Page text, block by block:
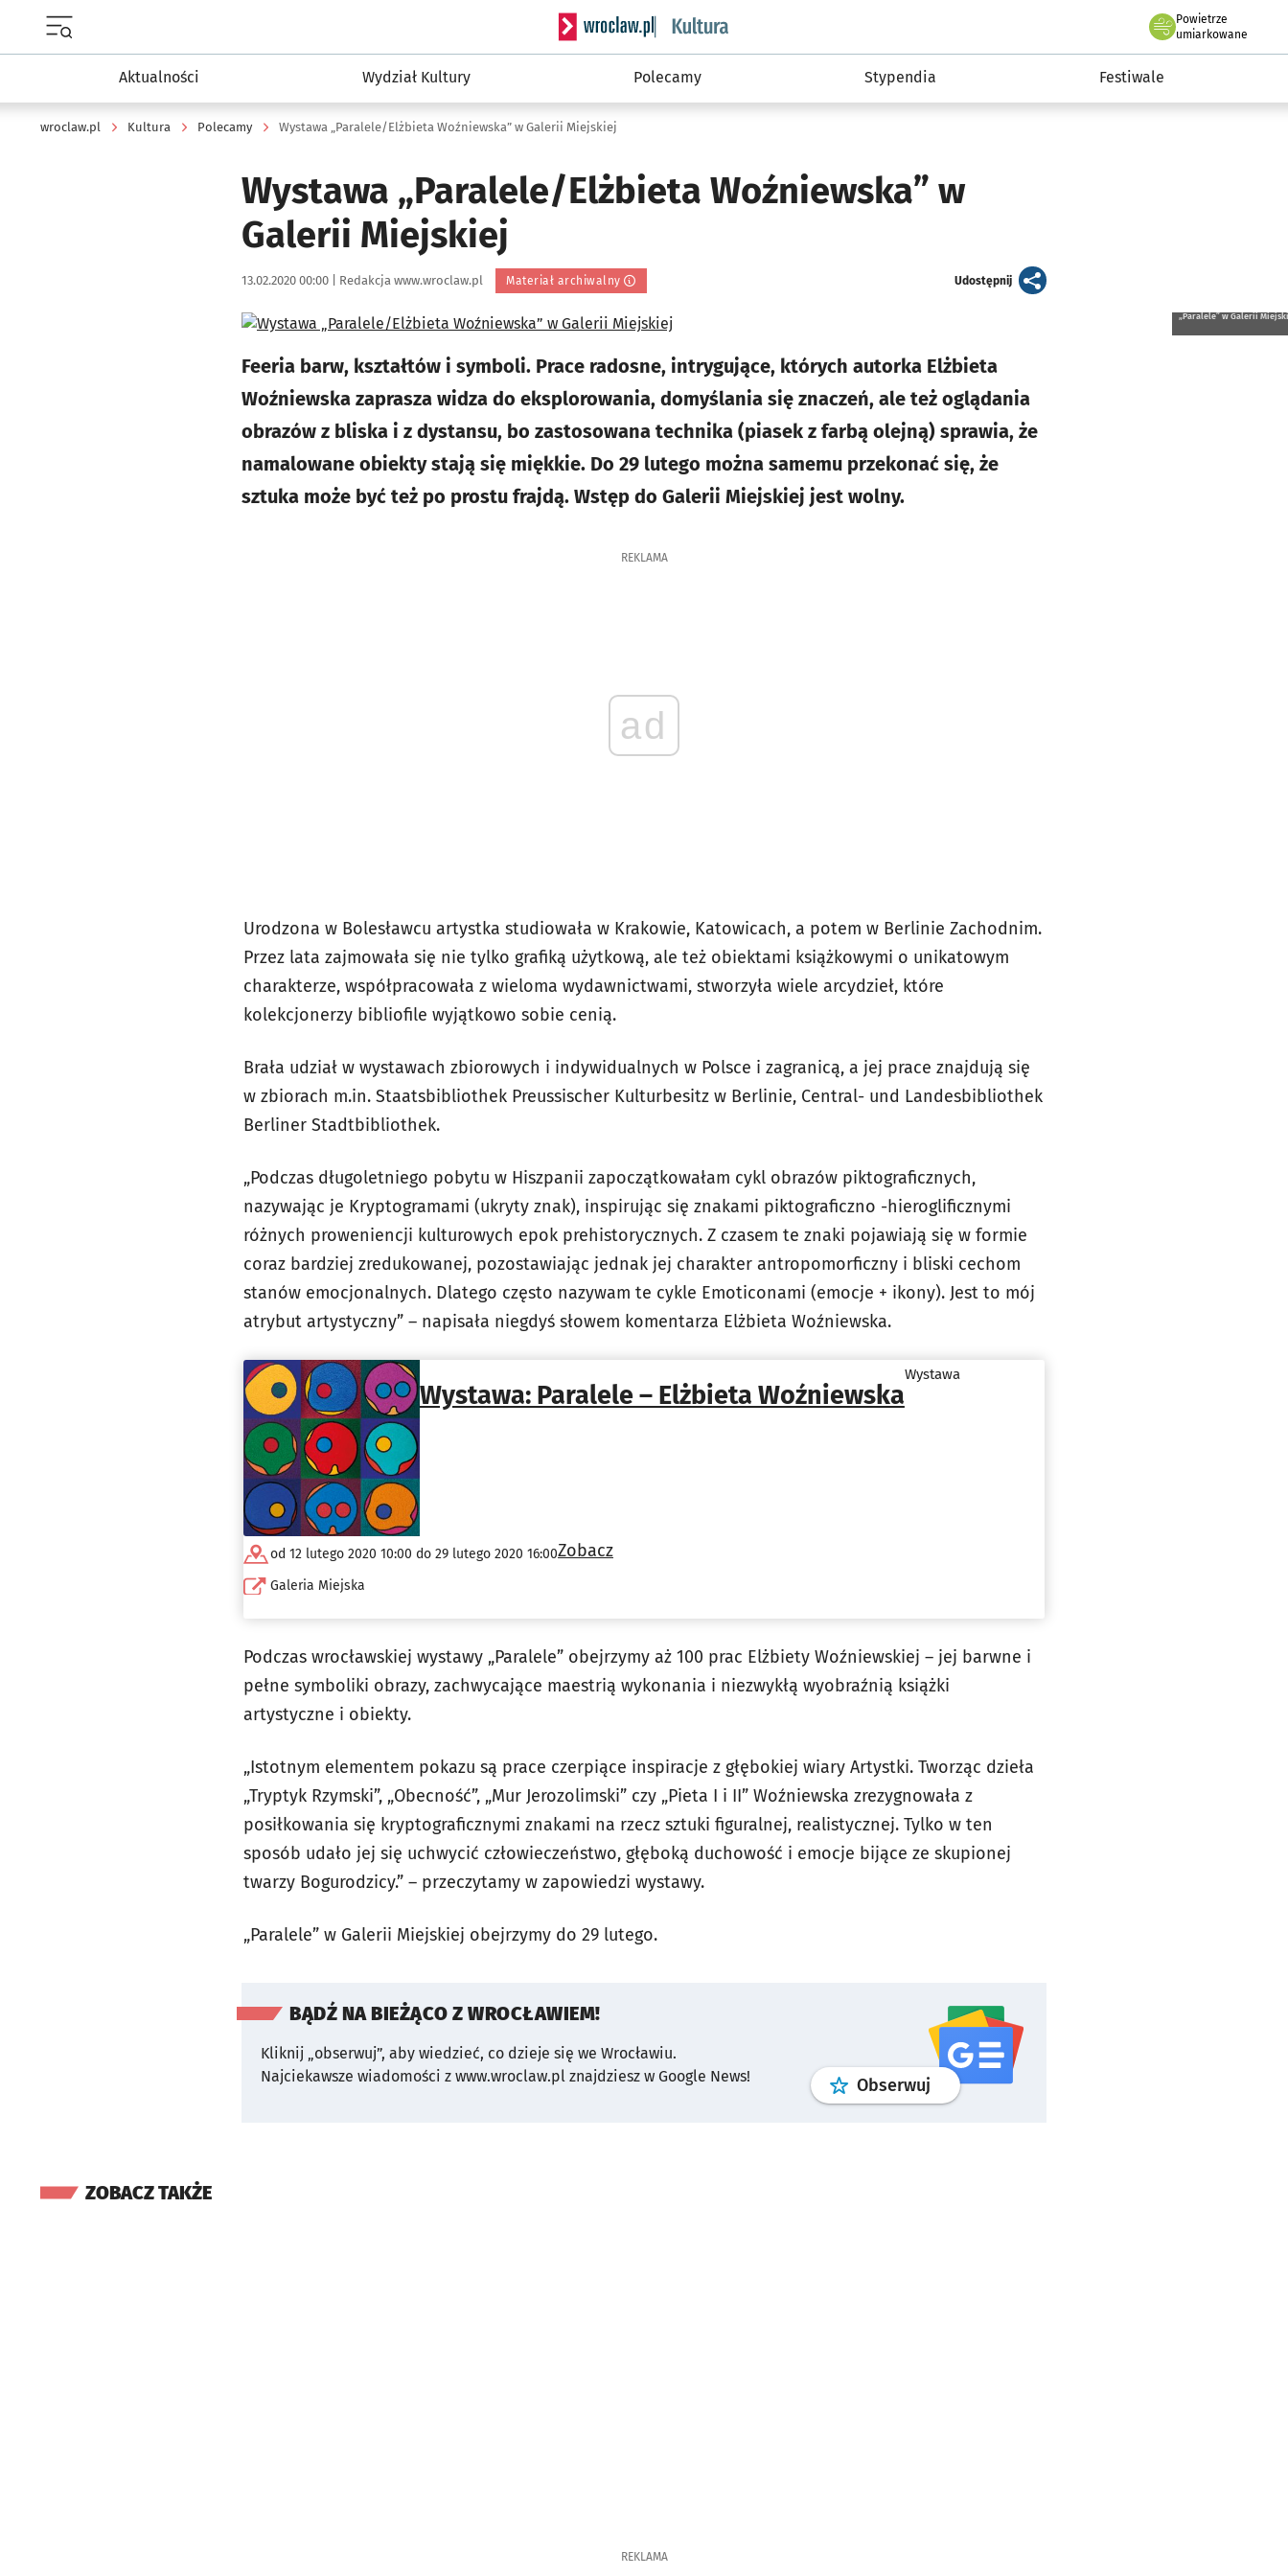
Serwis informacyjny wroclaw.pl podserwis: Kultura
Powietrze
we Wrocławiu
umiarkowane
Aktualności Wydział Kultury Polecamy Stypendia Festiwale
wroclaw.pl Kultura Polecamy Wystawa „Paralele/Elżbieta Woźniewska” w Galerii Miejskiej
Wystawa „Paralele/Elżbieta Woźniewska” w
Galerii Miejskiej
Data publikacji:
13.02.2020 00:00 | Autor:
Redakcja www.wroclaw.pl Materiał archiwalny Udostępnijartykuł
Kliknij, aby powiększyć „Paralele” w Galerii
Feeria barw, kształtów i symboli. Prace radosne, intrygujące, których autorka Elżbieta
Woźniewska zaprasza widza do eksplorowania, domyślania się znaczeń, ale też oglądania
obrazów z bliska i z dystansu, bo zastosowana technika (piasek z farbą olejną) sprawia, że
namalowane obiekty stają się miękkie. Do 29 lutego można samemu przekonać się, że
sztuka może być też po prostu frajdą. Wstęp do Galerii Miejskiej jest wolny.
REKLAMA
ad
Urodzona w Bolesławcu artystka studiowała w Krakowie, Katowicach, a potem w Berlinie Zachodnim.
Przez lata zajmowała się nie tylko grafiką użytkową, ale też obiektami książkowymi o unikatowym
charakterze, współpracowała z wieloma wydawnictwami, stworzyła wiele arcydzieł, które
kolekcjonerzy bibliofile wyjątkowo sobie cenią.
Brała udział w wystawach zbiorowych i indywidualnych w Polsce i zagranicą, a jej prace znajdują się
w zbiorach m.in. Staatsbibliothek Preussischer Kulturbesitz w Berlinie, Central- und Landesbibliothek
Berliner Stadtbibliothek.
„Podczas długoletniego pobytu w Hiszpanii zapoczątkowałam cykl obrazów piktograficznych,
nazywając je Kryptogramami (ukryty znak), inspirując się znakami piktograficzno -hieroglificznymi
różnych proweniencji kulturowych epok prehistorycznych. Z czasem te znaki pojawiają się w formie
coraz bardziej zredukowanej, pozostawiając jednak jej charakter antropomorficzny i bliski cechom
stanów emocjonalnych. Dlatego często nazywam te cykle Emoticonami (emocje + ikony). Jest to mój
atrybut artystyczny” – napisała niegdyś słowem komentarza Elżbieta Woźniewska.
Wystawa: Paralele – Elżbieta Woźniewska
Wystawa
od 12 lutego 2020 10:00 do 29 lutego 2020 16:00
Galeria Miejska
Zobacz
Podczas wrocławskiej wystawy „Paralele” obejrzymy aż 100 prac Elżbiety Woźniewskiej – jej barwne i
pełne symboliki obrazy, zachwycające maestrią wykonania i niezwykłą wyobraźnią książki
artystyczne i obiekty.
„Istotnym elementem pokazu są prace czerpiące inspiracje z głębokiej wiary Artystki. Tworząc dzieła
„Tryptyk Rzymski”, „Obecność”, „Mur Jerozolimski” czy „Pieta I i II” Woźniewska zrezygnowała z
posiłkowania się kryptograficznymi znakami na rzecz sztuki figuralnej, realistycznej. Tylko w ten
sposób udało jej się uchwycić człowieczeństwo, głęboką duchowość i emocje bijące ze skupionej
twarzy Bogurodzicy.” – przeczytamy w zapowiedzi wystawy.
„Paralele” w Galerii Miejskiej obejrzymy do 29 lutego.
BĄDŹ NA BIEŻĄCO Z WROCŁAWIEM!
Kliknij „obserwuj”, aby wiedzieć, co dzieje się we Wrocławiu.
Najciekawsze wiadomości z www.wroclaw.pl znajdziesz w Google News!
Obserwuj profilgoogle news
ZOBACZ TAKŻE
REKLAMA